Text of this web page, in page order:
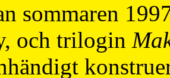
sommaren
och trilogin